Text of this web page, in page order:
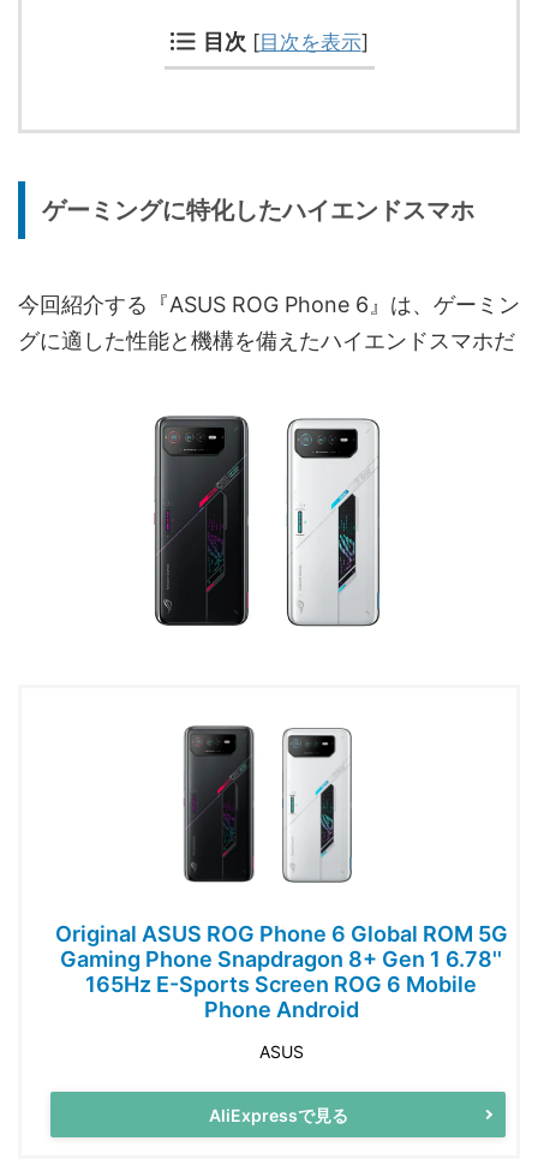
目次 [目次を表示]
ゲーミングに特化したハイエンドスマホ
今回紹介する『ASUS ROG Phone 6』は、ゲーミン
グに適した性能と機構を備えたハイエンドスマホだ
Original ASUS ROG Phone 6 Global ROM 5G
Gaming Phone Snapdragon 8+ Gen 1 6.78''
165Hz E-Sports Screen ROG 6 Mobile
Phone Android
ASUS
AliExpressで見る